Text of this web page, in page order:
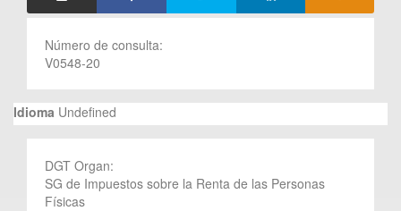
Número de consulta:
V0548-20
Idioma Undefined
DGT Organ:
SG de Impuestos sobre la Renta de las Personas
Físicas